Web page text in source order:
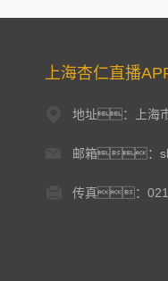
上海杏仁直播
地址：上海
邮箱：
传真：